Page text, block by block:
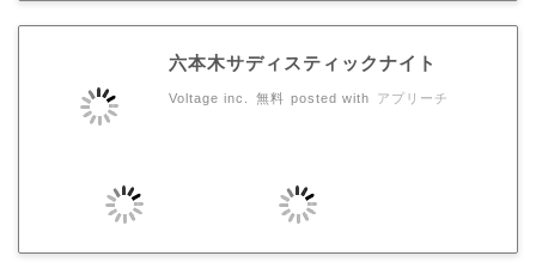
六本木サディスティックナイト
Voltage inc. 無料 posted with アプリーチ